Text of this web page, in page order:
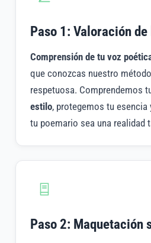
Paso 1: Valoración
Comprensión de tu voz
que conozcas nuestro
respetuosa. Comprendemos
estilo, protegemos tu
tu poemario sea una realidad
Paso 2: Maquetación